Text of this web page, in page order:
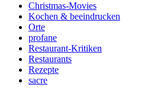
Christmas-Movies
Kochen & beeindrucken
Orte
profane
Restaurant-Kritiken
Restaurants
Rezepte
sacre